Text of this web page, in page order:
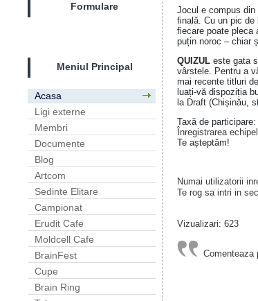
Formulare
Meniul Principal
Acasa
Ligi externe
Membri
Documente
Blog
Artcom
Sedinte Elitare
Campionat
Erudit Cafe
Moldcell Cafe
BrainFest
Cupe
Brain Ring
Jocul e compus
finală. Cu un pic de
fiecare poate pleca
puțin noroc – chiar
QUIZUL este gata
vârstele. Pentru a
mai recente titluri
luați-vă dispoziția
la Draft (Chișinău,
Taxă de participare:
Înregistrarea
Te așteptăm!
Numai utilizatorii
Te rog sa intri in
Vizualizari: 623
Comenteaza